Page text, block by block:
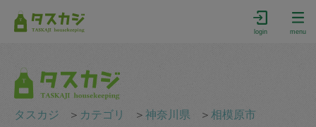
login menu
タスカジ ＞ カテゴリ ＞神奈川県 ＞相模原市